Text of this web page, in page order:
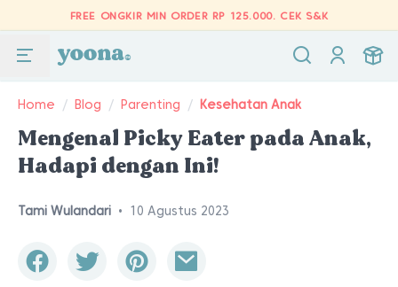
FREE ONGKIR MIN ORDER RP 125.000. CEK S&K
Home / Blog / Parenting / Kesehatan Anak
Mengenal Picky Eater pada Anak,
Hadapi dengan Ini!
Tami Wulandari • 10 Agustus 2023